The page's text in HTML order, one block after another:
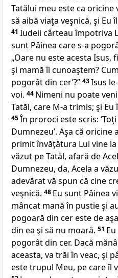
Tatălui meu este ca oricine
să aibă viaţa veşnică, şi Eu
41 Iudeii cârteau împotriva
sunt Pâinea care s-a
„Oare nu este acesta Isus,
şi mamă îi cunoaştem?
pogorât din cer’?” 43Isus
voi. 44 Nimeni nu poate
Tatăl, care M-a trimis; şi
45În proroci este scris:
Dumnezeu’. Aşa că oricine
primit învăţătura Lui vine la
văzut pe Tatăl, afară de
Dumnezeu, da, Acela a
adevărat vă spun că cine
veşnică. 48 Eu sunt Pâinea
mâncat mană în pustie şi
pogoară din cer este de
din ea şi să nu moară. 51
pogorât din cer. Dacă
aceasta, va trăi în veac, şi
este trupul Meu, pe care îl